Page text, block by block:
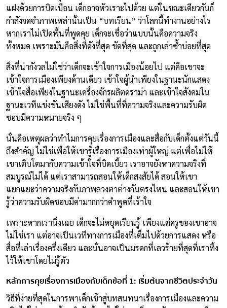
แฝงด้วยการบิดเบือน เด็กอาจหัวเราะไปด้วย แต่ในขณะเดียวกันก็
กำลังจดจำภาพเหล่านั้นเป็น “บทเรียน” ว่าโลกนี้ทำงานอย่างไร
หากเราไม่เปิดพื้นที่พูดคุย เด็กจะเชื่อว่าแบบนั้นคือความจริง
ทั้งหมด เพราะมันคือสิ่งที่ดังที่สุด ชัดที่สุด และถูกเล่าซ้ำบ่อยที่สุด
สิ่งที่น่ากังวลไม่ใช่ว่าเด็กจะเข้าใจการเมืองน้อยไป แต่คือเขาจะ
เข้าใจการเมืองเพียงด้านเดียว เข้าใจผู้นำเพียงในฐานะนักแสดง
เข้าใจสื่อเพียงในฐานะเครื่องจักรผลิตดราม่า และเข้าใจสังคมใน
ฐานะเวทีแข่งขันเสียงดัง ไม่ใช่พื้นที่ที่ความจริงและความรับผิด
ชอบมีความหมายจริง ๆ
นั่นคือเหตุผลว่าทำไมการคุยเรื่องการเมืองและสื่อกับเด็กตั้งแต่วันนี้
ถึงสำคัญ ไม่ใช่เพื่อให้เขารู้เรื่องการเมืองเท่าผู้ใหญ่ แต่เพื่อไม่ให้
เขาเติบโตมากับความเข้าใจที่บิดเบี้ยว เราอาจยังหาความจริงที่
สมบูรณ์ไม่ได้ แต่เราสามารถสอนให้เด็กสงสัยได้ สอนให้เขา
แยกแยะว่าความจริงกับภาพลวงตาต่างกันตรงไหน และสอนให้เขา
รู้ว่าความรับผิดชอบมีค่ามากกว่าคำพูดที่เร้าใจ
เพราะหากเรานิ่งเฉย เด็กจะไม่หยุดเรียนรู้ เพียงแต่ครูของเขาอาจ
ไม่ใช่เรา แต่อาจเป็นเวทีทางการเมืองที่เต็มไปด้วยการแสดง หรือ
สื่อที่เล่าเรื่องครึ่งเดียว และนั่นอาจเป็นมรดกที่เลวร้ายที่สุดที่เราทิ้ง
ไว้ให้เขาโดยไม่รู้ตัว
หลักการคุยเรื่องการเมืองกับเด็กข้อที่ 1: เริ่มต้นจากชีวิตประจำวัน
วิธีที่ง่ายที่สุดในการพาเด็กเข้าสู่บทสนทนาเรื่องการเมืองและความ